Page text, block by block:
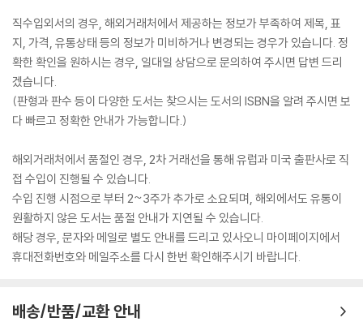
직수입외서의 경우, 해외거래처에서 제공하는 정보가 부족하여 제목, 표
지, 가격, 유통상태 등의 정보가 미비하거나 변경되는 경우가 있습니다. 정
확한 확인을 원하시는 경우, 일대일 상담으로 문의하여 주시면 답변 드리
겠습니다.
(판형과 판수 등이 다양한 도서는 찾으시는 도서의 ISBN을 알려 주시면 보
다 빠르고 정확한 안내가 가능합니다.)
해외거래처에서 품절인 경우, 2차 거래선을 통해 유럽과 미국 출판사로 직
접 수입이 진행될 수 있습니다.
수입 진행 시점으로 부터 2~3주가 추가로 소요되며, 해외에서도 유통이
원활하지 않은 도서는 품절 안내가 지연될 수 있습니다.
해당 경우, 문자와 메일로 별도 안내를 드리고 있사오니 마이페이지에서
휴대전화번호와 메일주소를 다시 한번 확인해주시기 바랍니다.
배송/반품/교환 안내